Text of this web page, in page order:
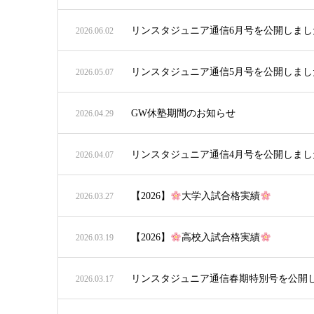
2026.06.02 リンスタジュニア通信6月号を公開しまし
2026.05.07 リンスタジュニア通信5月号を公開しまし
2026.04.29 GW休塾期間のお知らせ
2026.04.07 リンスタジュニア通信4月号を公開しまし
2026.03.27 【2026】 大学入試合格実績
2026.03.19 【2026】 高校入試合格実績
2026.03.17 リンスタジュニア通信春期特別号を公開